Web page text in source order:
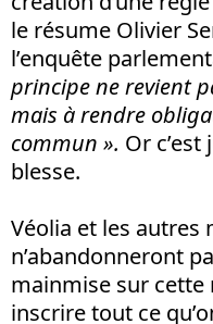
le résume Olivier
l’enquête
principe ne revient
mais à rendre
commun ». Or
blesse.
Véolia et les autres
n’abandonneront
mainmise sur cette
inscrire tout ce